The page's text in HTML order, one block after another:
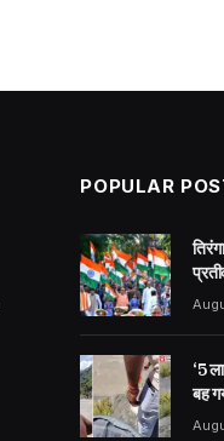
POPULAR
‘5
बह